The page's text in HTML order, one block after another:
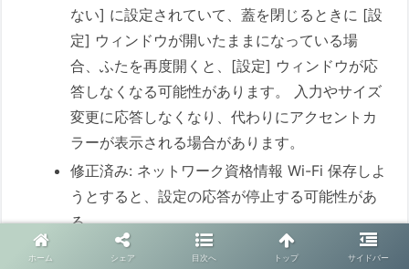
ない] に設定されていて、蓋を閉じるときに [設
定] ウィンドウが開いたままになっている場
合、ふたを再度開くと、[設定] ウィンドウが応
答しなくなる可能性があります。 入力やサイズ
変更に応答しなくなり、代わりにアクセントカ
ラーが表示される場合があります。
修正済み: ネットワーク資格情報 Wi-Fi 保存しよ
うとすると、設定の応答が停止する可能性があ
る。
[Windows 回復性イニシアチブ]
次の変更は、Ignite
ホーム シェア 目次へ トップ サイドバー